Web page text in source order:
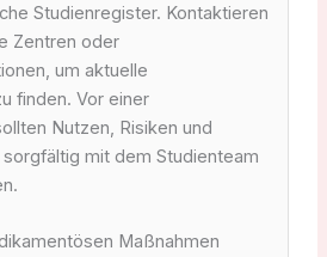
Studienregister. Kontaktieren
Zentren oder
um aktuelle
finden. Vor einer
Nutzen, Risiken und
mit dem Studienteam
Maßnahmen